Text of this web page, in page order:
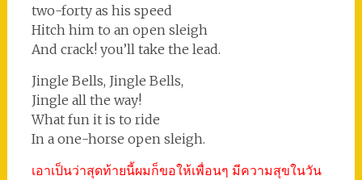
two-forty as his speed
Hitch him to an open sleigh
And crack! you’ll take the lead.
Jingle Bells, Jingle Bells,
Jingle all the way!
What fun it is to ride
In a one-horse open sleigh.
เอาเป็นว่าสุดท้ายนี้ผมก็ขอให้เพื่อนๆ มีความสุขในวัน